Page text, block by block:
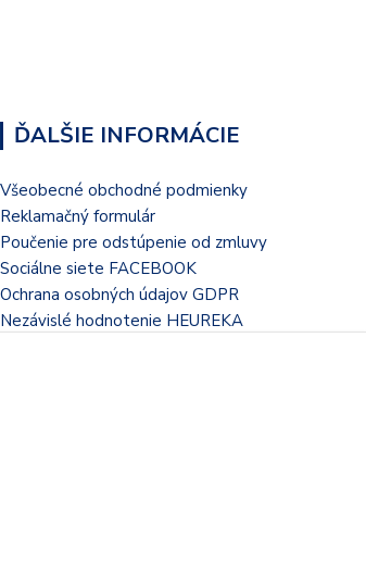
ĎALŠIE INFORMÁCIE
Všeobecné obchodné podmienky
Reklamačný formulár
Poučenie pre odstúpenie od zmluvy
Sociálne siete FACEBOOK
Ochrana osobných údajov GDPR
Nezávislé hodnotenie HEUREKA